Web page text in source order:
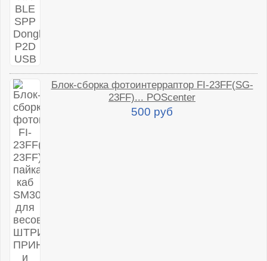
Блок-сборка фотоинтерраптор FI-23FF(SG-
23FF)... POScenter
500 руб